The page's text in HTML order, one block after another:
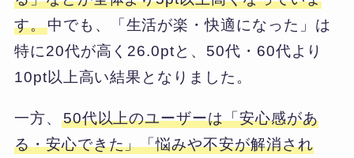
す。中でも、「生活が楽・快適になった」は
特に20代が高く26.0ptと、50代・60代より
10pt以上高い結果となりました。
一方、 50代以上のユーザーは「安心感があ
る・安心できた」「悩みや不安が解消され